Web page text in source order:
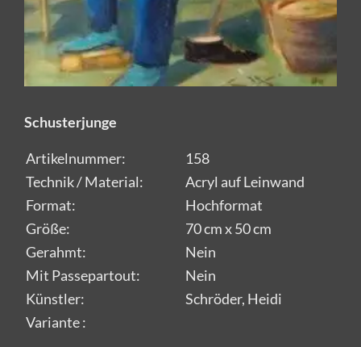
Schusterjunge
Artikelnummer:
158
Technik / Material:
Acryl auf Leinwand
Format:
Hochformat
Größe:
70 cm x 50 cm
Gerahmt:
Nein
Mit Passepartout:
Nein
Künstler:
Schröder, Heidi
Variante :